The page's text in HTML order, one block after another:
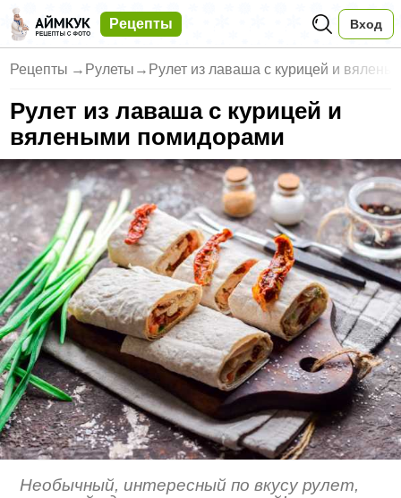
Рецепты Вход
Рецепты → Рулеты → Рулет из лаваша с курицей и
Рулет из лаваша с курицей и
вялеными помидорами
Необычный, интересный по вкусу рулет,